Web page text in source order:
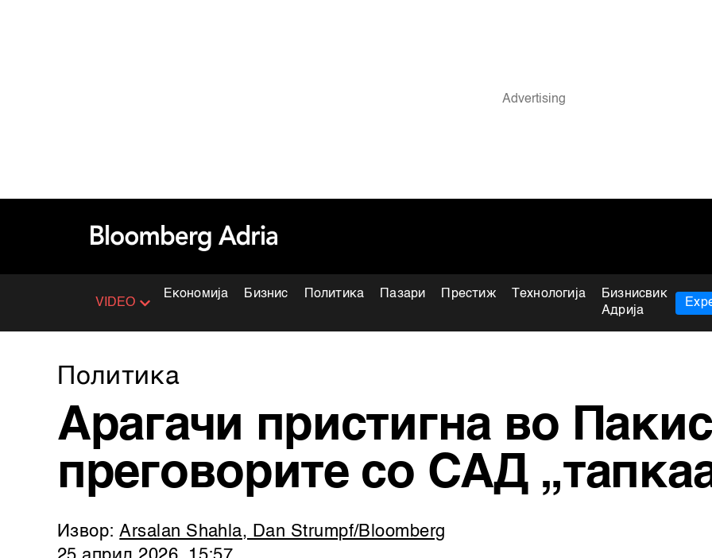
VIDEO
Економија Бизнис Политика Пазари Престиж Технологија
Бизнисвик
Адрија
Политика
Арагачи пристигна во
преговорите со САД
Извор:Arsalan Shahla, Dan Strumpf/Bloomberg